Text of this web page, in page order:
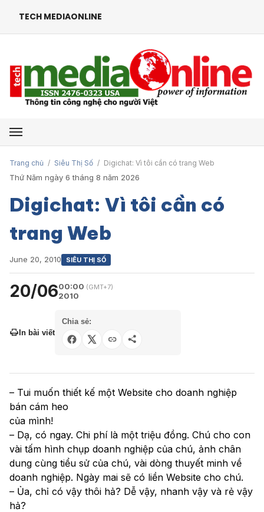
TECH MEDIAONLINE
Mở menu
Trang chủ / Siêu Thị Số / Digichat: Vì tôi cần có trang Web
Thứ Năm ngày 6 tháng 8 năm 2026
Digichat: Vì tôi cần có
trang Web
June 20, 2010 SIÊU THỊ SỐ
20/0600:00 (GMT+7)
2010
In bài viết
Chia sẻ:
– Tui muốn thiết kế một Website cho doanh nghiệp
bán cám heo
của mình!
– Dạ, có ngay. Chi phí là một triệu đồng. Chú cho con
vài tấm hình chụp doanh nghiệp của chú, ảnh chân
dung cùng tiểu sử của chú, vài dòng thuyết minh về
doanh nghiệp. Ngày mai sẽ có liền Website cho chú.
– Ủa, chỉ có vậy thôi hả? Dễ vậy, nhanh vậy và rẻ vậy
hả?